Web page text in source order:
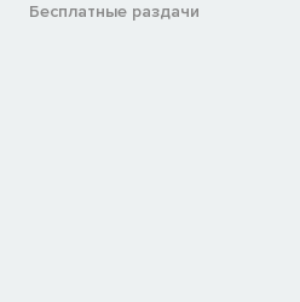
Бесплатные раздачи